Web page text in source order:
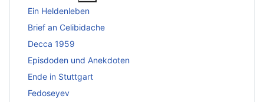
Ein Heldenleben
Brief an Celibidache
Decca 1959
Episdoden und Anekdoten
Ende in Stuttgart
Fedoseyev